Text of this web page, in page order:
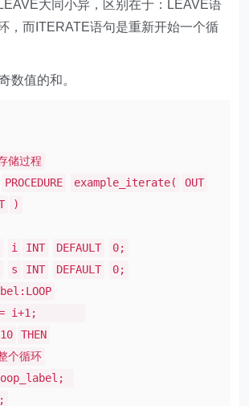
大同小异，区别在于：LEAVE语
，而ITERATE语句是重新开始一个循
数值的和。
储过程
PROCEDURE example_iterate(
OUT
)
i INT DEFAULT
0;
s INT DEFAULT
0;
i+1;
THEN
个循环